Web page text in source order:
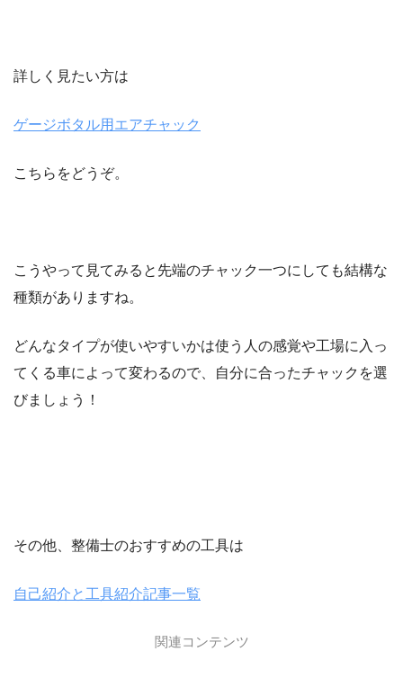
詳しく見たい方は
ゲージボタル用エアチャック
こちらをどうぞ。
こうやって見てみると先端のチャック一つにしても結構な
種類がありますね。
どんなタイプが使いやすいかは使う人の感覚や工場に入っ
てくる車によって変わるので、自分に合ったチャックを選
びましょう！
その他、整備士のおすすめの工具は
自己紹介と工具紹介記事一覧
関連コンテンツ